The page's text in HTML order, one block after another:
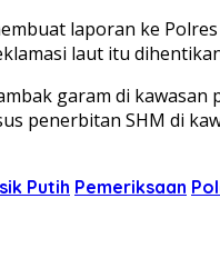
laporan ke
laut itu
garam di
penerbitan SHM di
Putih Pemeriksaan